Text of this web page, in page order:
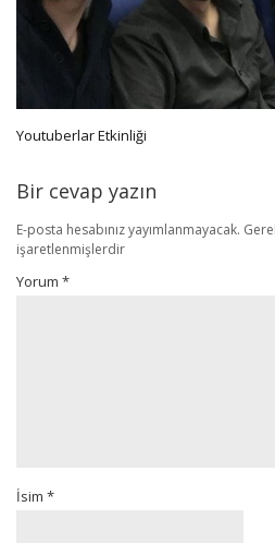
Youtuberlar Etkinliği
Bir cevap yazın
E-posta hesabınız yayımlanmayacak.
işaretlenmişlerdir
Yorum *
İsim *